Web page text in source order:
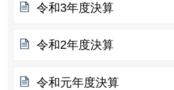
令和3年度決算
令和2年度決算
令和元年度決算